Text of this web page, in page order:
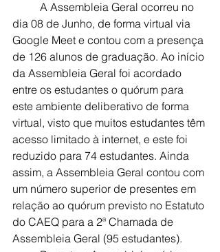
dia 08 de Junho, de forma virtual via
Google Meet e contou com a presença
de 126 alunos de graduação. Ao início
da Assembleia Geral foi acordado
entre os estudantes o quórum para
este ambiente deliberativo de forma
virtual, visto que muitos estudantes têm
acesso limitado à internet, e este foi
reduzido para 74 estudantes. Ainda
assim, a Assembleia Geral contou com
um número superior de presentes em
relação ao quórum previsto no Estatuto
do CAEQ para a 2ª Chamada de
Assembleia Geral (95 estudantes).